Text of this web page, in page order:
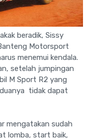
beradik, Sissy
Motorsport
menemui kendala.
setelah jumpingan
M Sport R2 yang
tidak dapat
mengatakan sudah
lomba, start baik,